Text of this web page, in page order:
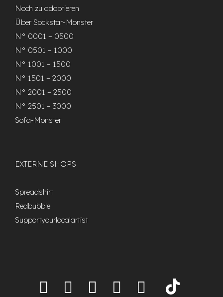
Noch zu adoptieren
Über Sockstar-Monster
N° 0001 – 0500
N° 0501 – 1000
N° 1001 – 1500
N° 1501 – 2000
N° 2001 – 2500
N° 2501 – 3000
Sofa-Monster
EXTERNE SHOPS
Spreadshirt
Redbubble
Supportyourlocalartist